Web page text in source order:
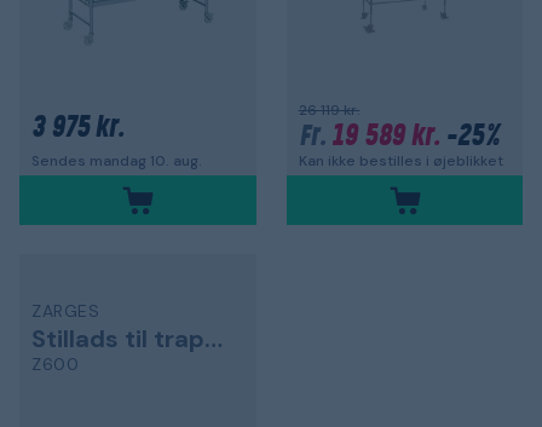
3 975 kr.
Sendes mandag 10. aug.
26 119 kr.
Fr. 19 589 kr. -25%
Kan ikke bestilles i øjeblikket
ZARGES
Stillads til trappefartøjer
Z600